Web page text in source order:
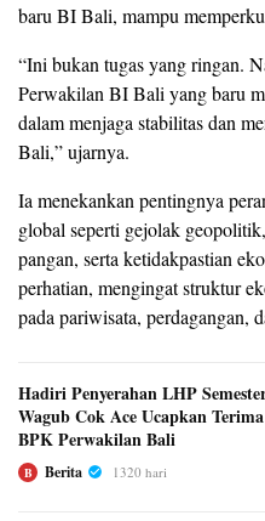
baru BI Bali, mampu
“Ini bukan tugas yang ringan.
Perwakilan BI Bali yang baru
dalam menjaga stabilitas dan
Bali,” ujarnya.
Ia menekankan pentingnya
global seperti gejolak
pangan, serta ketidakpastian
perhatian, mengingat struktur
pada pariwisata, perdagangan,
Hadiri Penyerahan LHP
Wagub Cok Ace Ucapkan
BPK Perwakilan Bali
B Berita 1320 hari